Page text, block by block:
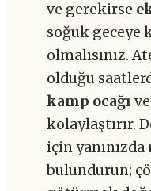
ve gerekirse
soğuk geceye
olmalısınız.
olduğu
kamp ocağı
kolaylaştırır.
için
bulundurun;